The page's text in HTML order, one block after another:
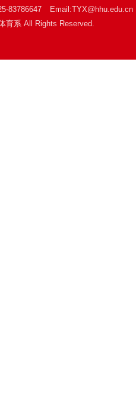
83786647
Email:TYX@hhu.edu.cn
育系 All Rights Reserved.